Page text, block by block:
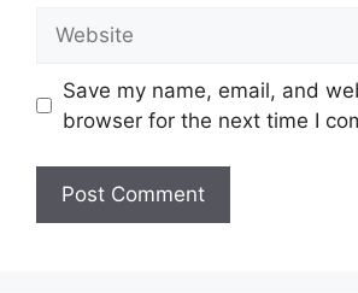
Save my name, email, and
browser for the next time I